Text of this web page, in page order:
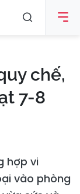
chế,
7-8
hợp vi
vào phòng